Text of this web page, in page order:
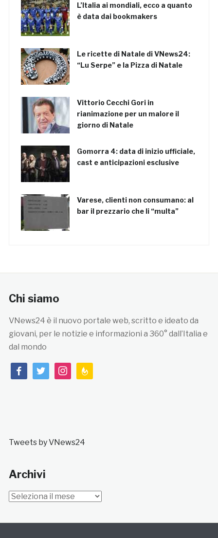
L’Italia ai mondiali, ecco a quanto
è data dai bookmakers
Le ricette di Natale di VNews24:
“Lu Serpe” e la Pizza di Natale
Vittorio Cecchi Gori in
rianimazione per un malore il
giorno di Natale
Gomorra 4: data di inizio ufficiale,
cast e anticipazioni esclusive
Varese, clienti non consumano: al
bar il prezzario che li “multa”
Chi siamo
VNews24 è il nuovo portale web, scritto e ideato da
giovani, per le notizie e informazioni a 360° dall’Italia e
dal mondo
facebooktwitterinstagramfeedburner
Tweets by VNews24
Archivi
Archivi